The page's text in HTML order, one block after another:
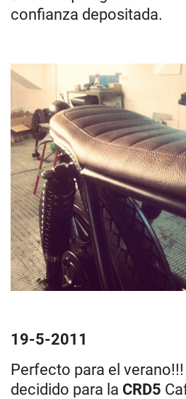
confianza depositada.
19-5-2011
Perfecto para el
decidido para la CRD5